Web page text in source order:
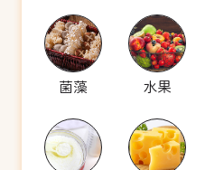
菌藻 水果